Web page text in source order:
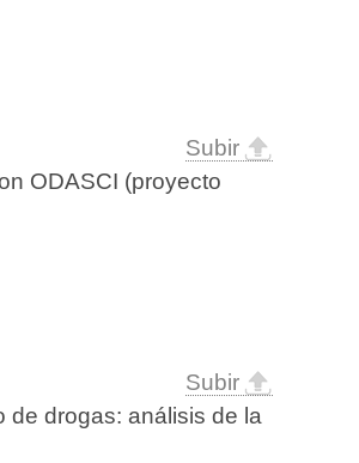
Subir
ODASCI (proyecto
Subir
de drogas: análisis de la